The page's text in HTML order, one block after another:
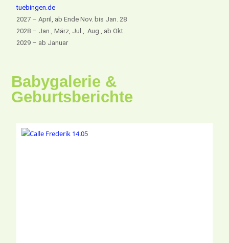
tuebingen.de
2027 – April, ab Ende Nov. bis Jan. 28
2028 – Jan., März, Jul., Aug., ab Okt.
2029 – ab Januar
Babygalerie &
Geburtsberichte